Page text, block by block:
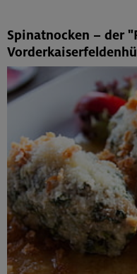
Spinatnocken – der